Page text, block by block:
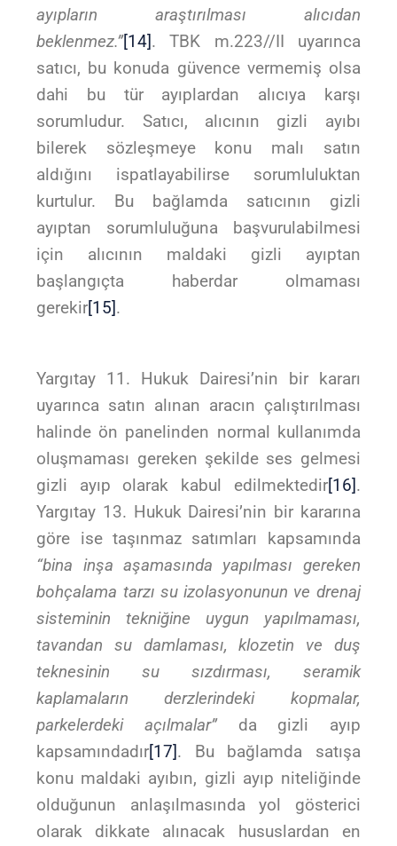
ayıpların araştırılması alıcıdan
beklenmez.”[14]. TBK m.223//II uyarınca
satıcı, bu konuda güvence vermemiş olsa
dahi bu tür ayıplardan alıcıya karşı
sorumludur. Satıcı, alıcının gizli ayıbı
bilerek sözleşmeye konu malı satın
aldığını ispatlayabilirse sorumluluktan
kurtulur. Bu bağlamda satıcının gizli
ayıptan sorumluluğuna başvurulabilmesi
için alıcının maldaki gizli ayıptan
başlangıçta haberdar olmaması
gerekir[15].
Yargıtay 11. Hukuk Dairesi’nin bir kararı
uyarınca satın alınan aracın çalıştırılması
halinde ön panelinden normal kullanımda
oluşmaması gereken şekilde ses gelmesi
gizli ayıp olarak kabul edilmektedir[16].
Yargıtay 13. Hukuk Dairesi’nin bir kararına
göre ise taşınmaz satımları kapsamında
“bina inşa aşamasında yapılması gereken
bohçalama tarzı su izolasyonunun ve drenaj
sisteminin tekniğine uygun yapılmaması,
tavandan su damlaması, klozetin ve duş
teknesinin su sızdırması, seramik
kaplamaların derzlerindeki kopmalar,
parkelerdeki açılmalar”da gizli ayıp
kapsamındadır[17]. Bu bağlamda satışa
konu maldaki ayıbın, gizli ayıp niteliğinde
olduğunun anlaşılmasında yol gösterici
olarak dikkate alınacak hususlardan en